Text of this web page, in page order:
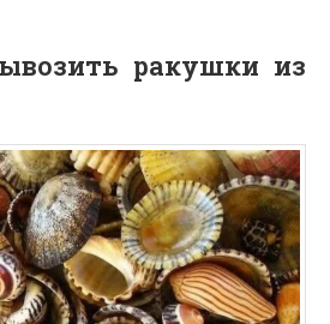
ракушки из